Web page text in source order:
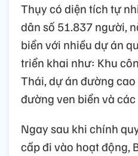
Thụy có diện tích tự
dân số 51.837 người,
biển với nhiều dự án
triển khai như: Khu
Thái, dự án đường
đường ven biển và
Ngay sau khi chính
cấp đi vào hoạt động,